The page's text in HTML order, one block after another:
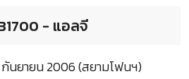
- แอลจี
นยายน 2006 (สยามโฟนฯ)